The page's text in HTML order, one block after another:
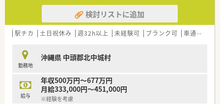
検討リストに追加
駅チカ 土日祝休み 週32h以上 未経験可 ブランク可 車通勤可
勤務地
沖縄県 中頭郡北中城村
給与
年収500万円～677万円
月給333,000円～451,000円
※経験を考慮